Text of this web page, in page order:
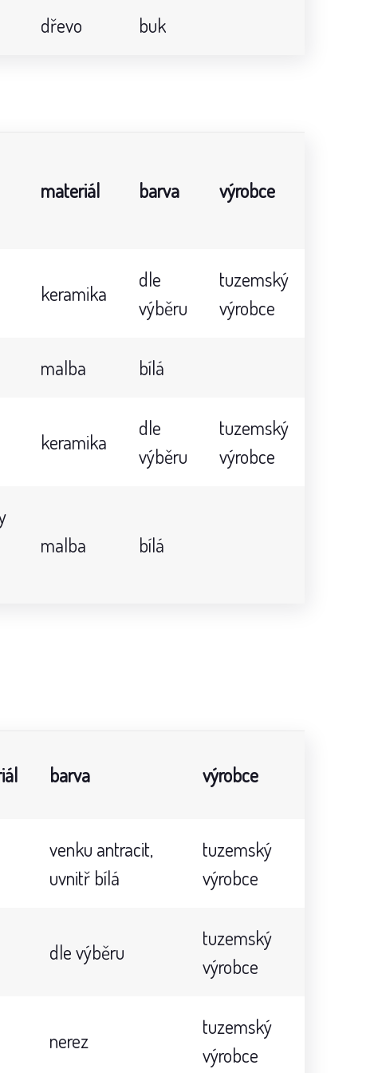
dřevo buk
materiál barva výrobce
keramika
dle
výběru
tuzemský
výrobce
malba bílá
keramika
dle
výběru
tuzemský
výrobce
malba bílá
barva výrobce
venku antracit,
uvnitř bílá
tuzemský
výrobce
dle výběru
tuzemský
výrobce
nerez
tuzemský
výrobce